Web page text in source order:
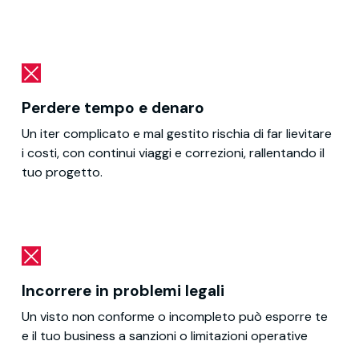
Perdere tempo e denaro
Un iter complicato e mal gestito rischia di far lievitare
i costi, con continui viaggi e correzioni, rallentando il
tuo progetto.
Incorrere in problemi legali
Un visto non conforme o incompleto può esporre te
e il tuo business a sanzioni o limitazioni operative